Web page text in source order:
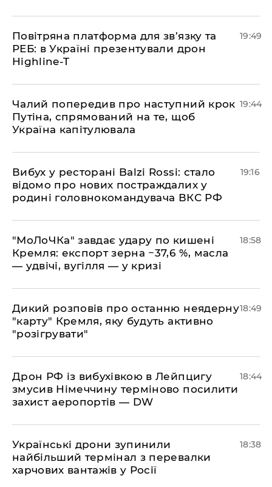
​Повітряна платформа для зв’язку та
РЕБ: в Україні презентували дрон
Highline-T
19:49
​Чалий попередив про наступний крок
Путіна, спрямований на те, щоб
Україна капітулювала
19:44
​Вибух у ресторані Balzi Rossi: стало
відомо про нових постраждалих у
родині головнокомандувача ВКС РФ
19:16
​"МоЛоЧКа" завдає удару по кишені
Кремля: експорт зерна −37,6 %, масла
— удвічі, вугілля — у кризі
18:58
​Дикий розповів про останню неядерну
"карту" Кремля, яку будуть активно
"розігрувати"
18:49
​Дрон РФ із вибухівкою в Лейпцигу
змусив Німеччину терміново посилити
захист аеропортів — DW
18:44
​Українські дрони зупинили
найбільший термінал з перевалки
харчових вантажів у Росії
18:38